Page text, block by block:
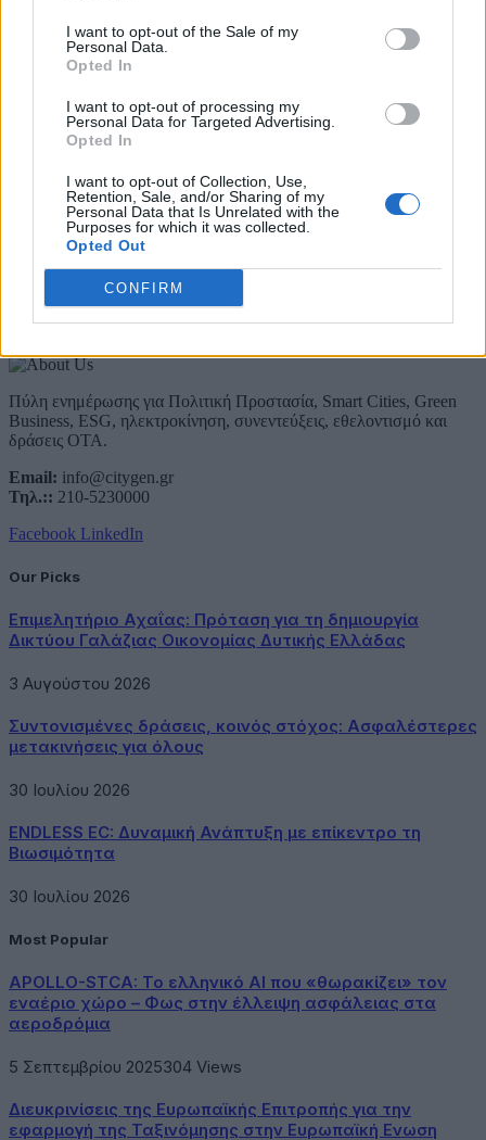
I want to opt-out of the Sale of my
Personal Data.
Opted In
I want to opt-out of processing my
Personal Data for Targeted Advertising.
Opted In
I want to opt-out of Collection, Use,
Retention, Sale, and/or Sharing of my
Personal Data that Is Unrelated with the
Purposes for which it was collected.
Opted Out
CONFIRM
29 Ιουλίου 2026
Newsletter Citygen.gr
Λάβετε όλα τα τελευταία νέα από τον χώρο της Πολιτικής
Προστασίας, του ESG, του Green Business και των ΟΤΑ
Συμφωνώ με την Πολιτική Δεδομένων
About Us
Πύλη ενημέρωσης για Πολιτική Προστασία, Smart Cities, Green
Business, ESG, ηλεκτροκίνηση, συνεντεύξεις, εθελοντισμό και
δράσεις ΟΤΑ.
Email: info@citygen.gr
Τηλ.:: 210-5230000
Facebook LinkedIn
Our Picks
Επιμελητήριο Αχαΐας: Πρόταση για τη δημιουργία
Δικτύου Γαλάζιας Οικονομίας Δυτικής Ελλάδας
3 Αυγούστου 2026
Συντονισμένες δράσεις, κοινός στόχος: Ασφαλέστερες
μετακινήσεις για όλους
30 Ιουλίου 2026
ENDLESS EC: Δυναμική Ανάπτυξη με επίκεντρο τη
Βιωσιμότητα
30 Ιουλίου 2026
Most Popular
APOLLO-STCA: Το ελληνικό AI που «θωρακίζει» τον
εναέριο χώρο – Φως στην έλλειψη ασφάλειας στα
αεροδρόμια
5 Σεπτεμβρίου 2025304 Views
Διευκρινίσεις της Ευρωπαϊκής Επιτροπής για την
εφαρμογή της Ταξινόμησης στην Ευρωπαϊκή Ενωση